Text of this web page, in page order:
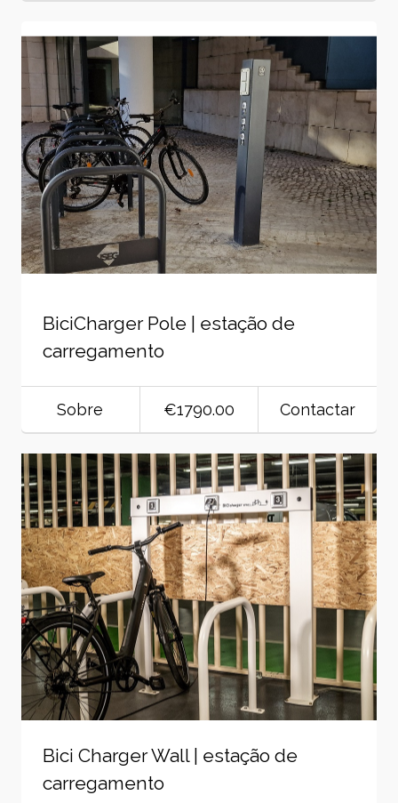
BiciCharger Pole | estação de
carregamento
Sobre €1790.00 Contactar
Bici Charger Wall | estação de
carregamento